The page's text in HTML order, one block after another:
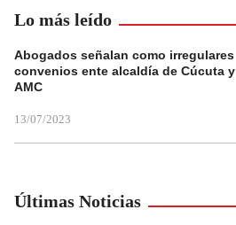
Lo más leído
Abogados señalan como irregulares
convenios ente alcaldía de Cúcuta y
AMC
13/07/2023
Últimas Noticias